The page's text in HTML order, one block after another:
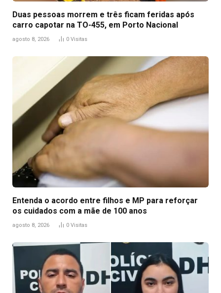
Duas pessoas morrem e três ficam feridas após
carro capotar na TO-455, em Porto Nacional
agosto 8, 2026 0 Visitas
Entenda o acordo entre filhos e MP para reforçar
os cuidados com a mãe de 100 anos
agosto 8, 2026 0 Visitas